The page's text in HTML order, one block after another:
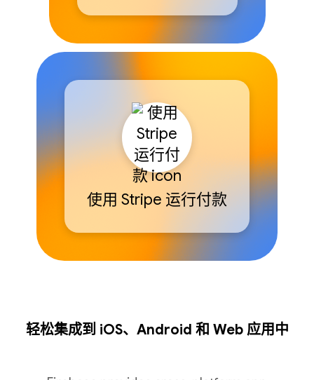
使用 Stripe 运行付款
轻松集成到 iOS、Android 和 Web 应用中